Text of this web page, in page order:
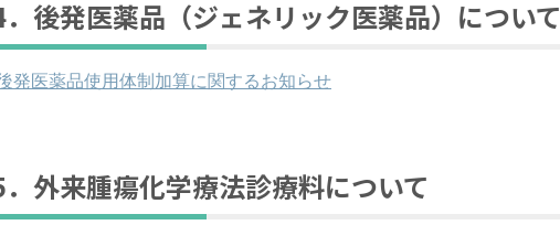
後発医薬品（ジェネリック医薬品）について
発医薬品使用体制加算に関するお知らせ
外来腫瘍化学療法診療料について